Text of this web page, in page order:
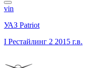
vin
УАЗ Patriot
I Рестайлинг 2 2015 г.в.